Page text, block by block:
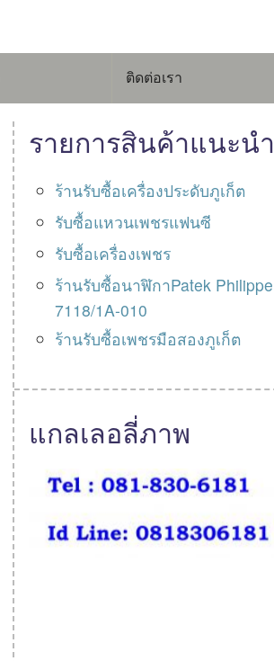
ติดต่อเรา
รายการสินค้าแนะนำ
ร้านรับซื้อเครื่องประดับภูเก็ต
รับซื้อแหวนเพชรแฟนซี
รับซื้อเครื่องเพชร
ร้านรับซื้อนาฬิกาPatek Philippe
7118/1A-010
ร้านรับซื้อเพชรมือสองภูเก็ต
แกลเลอลี่ภาพ